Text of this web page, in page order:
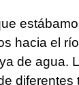
hacia el
de agua.
diferentes